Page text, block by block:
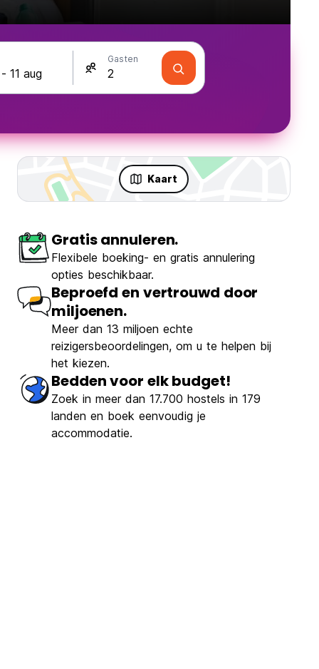
Gasten
Kaart
Gratis annuleren.
Flexibele boeking- en gratis annulering
opties beschikbaar.
Beproefd en vertrouwd door
miljoenen.
Meer dan 13 miljoen echte
reizigersbeoordelingen, om u te helpen bij
het kiezen.
Bedden voor elk budget!
Zoek in meer dan 17.700 hostels in 179
landen en boek eenvoudig je
accommodatie.